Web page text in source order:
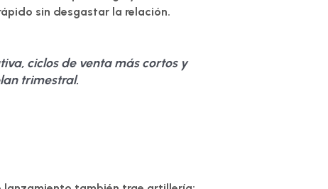
sin desgastar la relación.
ciclos de venta más cortos y
trimestral.